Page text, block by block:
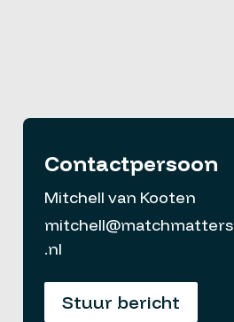
Contactpersoon
Mitchell van Kooten
mitchell@matchmatters
.nl
Stuur bericht